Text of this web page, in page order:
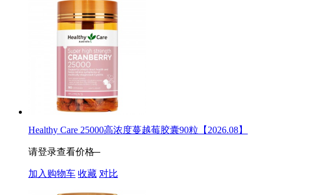
Healthy Care 25000高浓度蔓越莓胶囊90粒【2026.08】
请登录查看价格
加入购物车 收藏 对比